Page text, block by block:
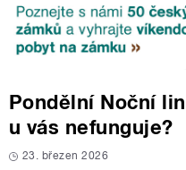
Pondělní Noční
u vás nefunguje?
23. březen 2026